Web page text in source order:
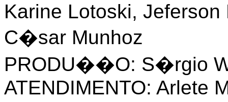
Karine Lotoski,
C�sar Munhoz
PRODU��O: S�rgio
ATENDIMENTO: Arlete